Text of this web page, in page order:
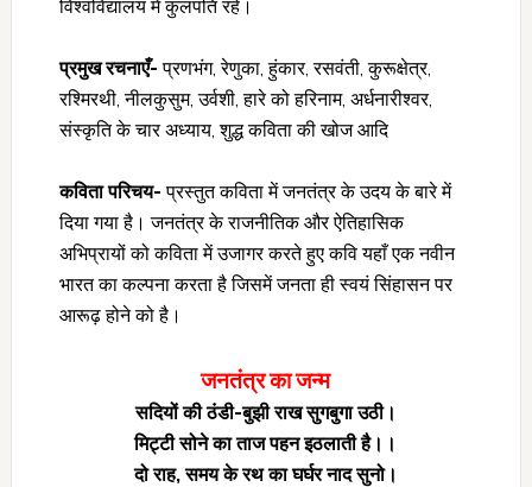
विश्वविद्यालय में कुलपति रहे।
प्रमुख रचनाएँ-प्रणभंग, रेणुका, हुंकार, रसवंती, कुरूक्षेत्र,
रश्मिरथी, नीलकुसुम, उर्वशी, हारे को हरिनाम, अर्धनारीश्वर,
संस्कृति के चार अध्याय, शुद्ध कविता की खोज आदि
कविता परिचय-प्रस्तुत कविता में जनतंत्र के उदय के बारे में
दिया गया है। जनतंत्र के राजनीतिक और ऐतिहासिक
अभिप्रायों को कविता में उजागर करते हुए कवि यहाँ एक नवीन
भारत का कल्पना करता है जिसमें जनता ही स्वयं सिंहासन पर
आरूढ़ होने को है।
जनतंत्र का जन्म
सदियों की ठंडी-बुझी राख सुगबुगा उठी।
मिट्टी सोने का ताज पहन इठलाती है।।
दो राह, समय के रथ का घर्घर नाद सुनो।